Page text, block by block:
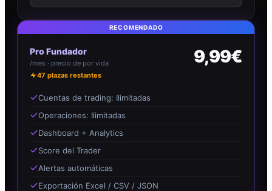
RECOMENDADO
Pro Fundador
/mes · precio de por vida
47 plazas restantes
9,99€
Cuentas de trading: Ilimitadas
Operaciones: Ilimitadas
Dashboard + Analytics
Score del Trader
Alertas automáticas
Exportación Excel / CSV / JSON